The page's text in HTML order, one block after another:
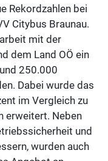
Rekordzahlen bei
Citybus Braunau.
mit der
dem Land OÖ ein
250.000
Dabei wurde das
im Vergleich zu
erweitert. Neben
und
wurden auch